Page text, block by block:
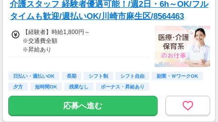
70歳以降では低負荷業務や季節により
相談の上短時間勤務をすることもあるため
＜月収例＞
月収32万8,800円可能
（日給1万6,440円×月20日勤務）
介護スタッフ 経験者優遇可能！/週2日・6h～OK/フル
タイムも歓迎/週払いOK/川崎市麻生区/8564463
【経験者】時給1,800円～
※交通費全額
※昇給あり
◎日勤／経験者の場合
・日収(1,800*8)円（時給1,800円×8h）
日払い・週払いOK 長期 シフト制 シフト自由
副業・ＷワークOK
夕方
短時間OK 残業なし ボーナス・昇給あり
応募へ進む